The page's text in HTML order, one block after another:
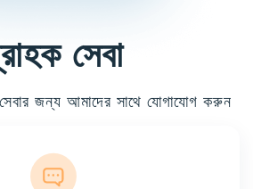
সেবা
জন্য আমাদের সাথে যোগাযোগ করুন